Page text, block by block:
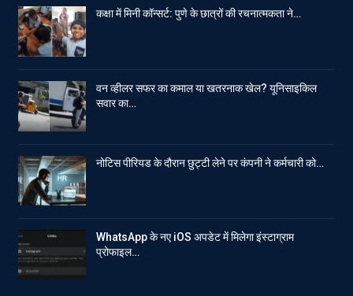
कक्षा में मिनी कॉन्सर्ट: पुणे के छात्रों की रचनात्मकता ने…
वन व्हीलर सफर का कमाल या खतरनाक खेल? यूनिसाइकिल
सवार का…
नोटिस पीरियड के दौरान छुट्टी लेने पर कंपनी ने कर्मचारी को…
WhatsApp के नए iOS अपडेट में मिलेगा इंस्टाग्राम
प्रोफाइल…